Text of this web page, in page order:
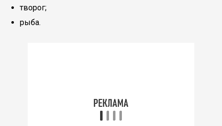
творог;
рыба.